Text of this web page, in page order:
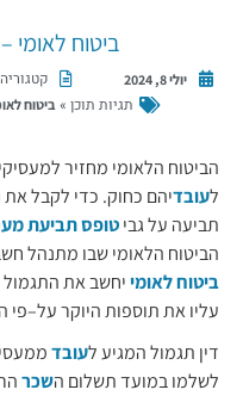
ביטוח לאומי –
יולי 8, 2024 קטגוריה »
תגיות תוכן » ביטוח לאומי
הביטוח הלאומי מחזיר
עובדיהם כחוק. כדי לקבל את
תביעה על גביטופס תביעת
הביטוח הלאומי שבו מתנהל
ביטוח לאומייחשב את התגמול
עליו את תוספות היוקר על–פי
דין תגמול המגיע לעובד
לשלמו במועד תשלום ה שכר